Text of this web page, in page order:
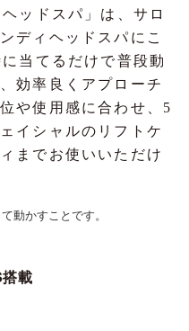
ッドスパ」は、サロ
ディヘッドスパにこ
当てるだけで普段動
効率良くアプローチ
や使用感に合わせ、5
イシャルのリフトケ
までお使いいただけ
動かすことです。
載